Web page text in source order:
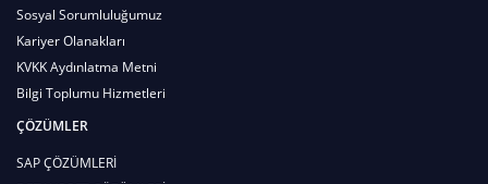
Sosyal Sorumluluğumuz
Kariyer Olanakları
KVKK Aydınlatma Metni
Bilgi Toplumu Hizmetleri
ÇÖZÜMLER
SAP ÇÖZÜMLERİ